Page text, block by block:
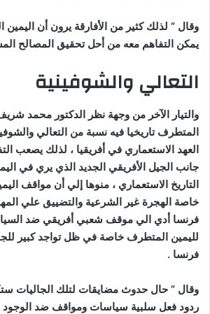
وقال ” لذلك كثير من الأفارقة يرون أن
يمكن التفاهم معه من أحل تحقيق المصالح
التعالي والشوفينية
والتيار الآخر من وجهة نظر الدكتور محمد
المتطرف تاريخيا فيه نسبة من التعالي
العهد الاستعماري في أفريقيا ، لذلك يصعب
جانب الجيل الأفريقي الجديد الذي يري في
التاريخ الاستعماري ، منوها إلي أن مواقف
خاصة الهجرة غير الشرعية والتضييق علي
فرنسا أدي الي موقف شعبي أفريقي ضد
لليمين المتطرف خاصة في ظل تواجد كبير
فرنسا .
وقال ” حال حدوث مضايقات لتلك الجاليات
ردود فعل سلبية سياسات ومواقف ضد الوجود